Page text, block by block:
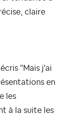
claire
"Mais j'ai
en
les
à la suite les